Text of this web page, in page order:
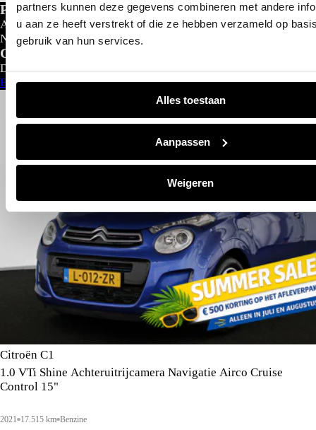
partners kunnen deze gegevens combineren met andere
u aan ze heeft verstrekt of die ze hebben verzameld op
gebruik van hun services.
Alles toestaan
Aanpassen
Weigeren
Private lease
Al gedacht aan private lease?
Nu al vanaf€299- p/m
Configureer nu
Direct leverbaar
Bekijk aanbod
Citroën C1
1.0 VTi Shine Achteruitrijcamera Navigatie Airco Cruise
Control 15"
2021 17.515 km Benzine